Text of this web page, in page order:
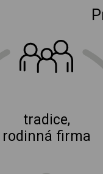
tradice,
rodinná firma
E-shop